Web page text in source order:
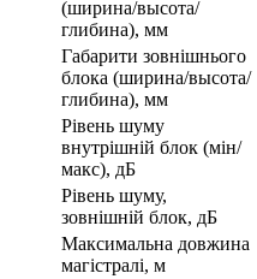
(ширина/высота/
глибина), мм
Габарити зовнішнього
блока (ширина/высота/
глибина), мм
Рівень шуму
внутрішній блок (мін/
макс), дБ
Рівень шуму,
зовнішній блок, дБ
Максимальна довжина
магістралі, м